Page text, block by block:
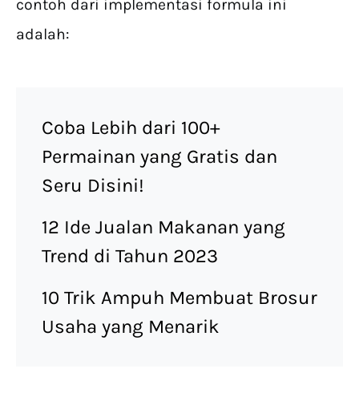
contoh dari implementasi formula ini
adalah:
Coba Lebih dari 100+
Permainan yang Gratis dan
Seru Disini!
12 Ide Jualan Makanan yang
Trend di Tahun 2023
10 Trik Ampuh Membuat Brosur
Usaha yang Menarik